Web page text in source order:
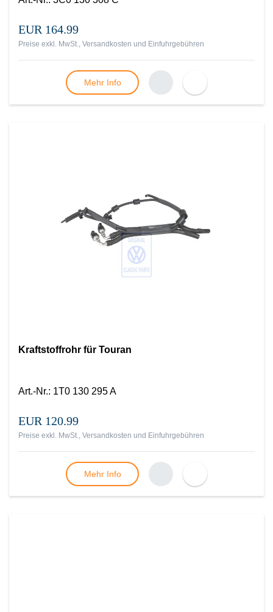
EUR 164.99
Preise exkl. MwSt., Versandkosten und Einfuhrgebühren
Mehr Info
Kraftstoffrohr für Touran
Art.-Nr.: 1T0 130 295 A
EUR 120.99
Preise exkl. MwSt., Versandkosten und Einfuhrgebühren
Mehr Info